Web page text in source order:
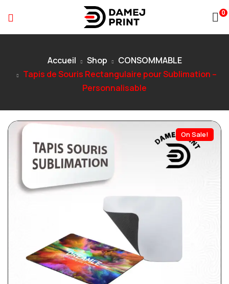
0
Accueil Shop
CONSOMMABLE
Tapis de Souris Rectangulaire pour Sublimation –
Personnalisable
On Sale!